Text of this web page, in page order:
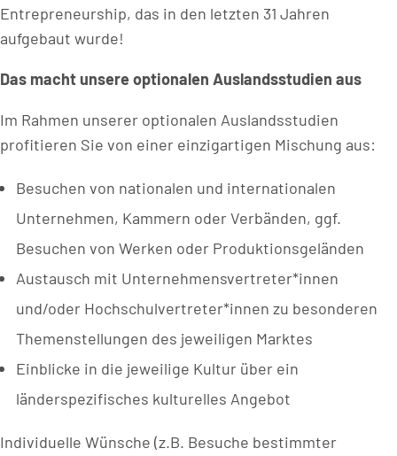
Entrepreneurship, das in den letzten 31 Jahren
aufgebaut wurde!
Das macht unsere optionalen Auslandsstudien aus
Im Rahmen unserer optionalen Auslandsstudien
profitieren Sie von einer einzigartigen Mischung aus:
Besuchen von nationalen und internationalen
Unternehmen, Kammern oder Verbänden, ggf.
Besuchen von Werken oder Produktionsgeländen
Austausch mit Unternehmensvertreter*innen
und/oder Hochschulvertreter*innen zu besonderen
Themenstellungen des jeweiligen Marktes
Einblicke in die jeweilige Kultur über ein
länderspezifisches kulturelles Angebot
Individuelle Wünsche (z.B. Besuche bestimmter